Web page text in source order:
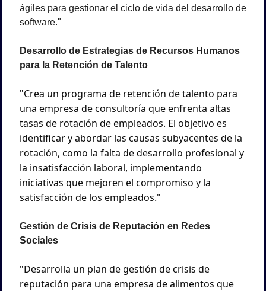
ágiles para gestionar el ciclo de vida del desarrollo de
software."
Desarrollo de Estrategias de Recursos Humanos
para la Retención de Talento
"Crea un programa de retención de talento para
una empresa de consultoría que enfrenta altas
tasas de rotación de empleados. El objetivo es
identificar y abordar las causas subyacentes de la
rotación, como la falta de desarrollo profesional y
la insatisfacción laboral, implementando
iniciativas que mejoren el compromiso y la
satisfacción de los empleados."
Gestión de Crisis de Reputación en Redes
Sociales
"Desarrolla un plan de gestión de crisis de
reputación para una empresa de alimentos que